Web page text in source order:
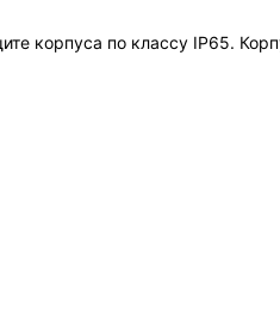
корпуса по классу IP65.